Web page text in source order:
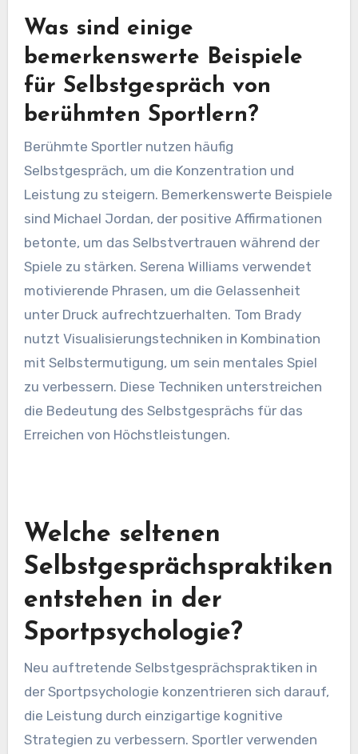
Was sind einige
bemerkenswerte Beispiele
für Selbstgespräch von
berühmten Sportlern?
Berühmte Sportler nutzen häufig
Selbstgespräch, um die Konzentration und
Leistung zu steigern. Bemerkenswerte Beispiele
sind Michael Jordan, der positive Affirmationen
betonte, um das Selbstvertrauen während der
Spiele zu stärken. Serena Williams verwendet
motivierende Phrasen, um die Gelassenheit
unter Druck aufrechtzuerhalten. Tom Brady
nutzt Visualisierungstechniken in Kombination
mit Selbstermutigung, um sein mentales Spiel
zu verbessern. Diese Techniken unterstreichen
die Bedeutung des Selbstgesprächs für das
Erreichen von Höchstleistungen.
Welche seltenen
Selbstgesprächspraktiken
entstehen in der